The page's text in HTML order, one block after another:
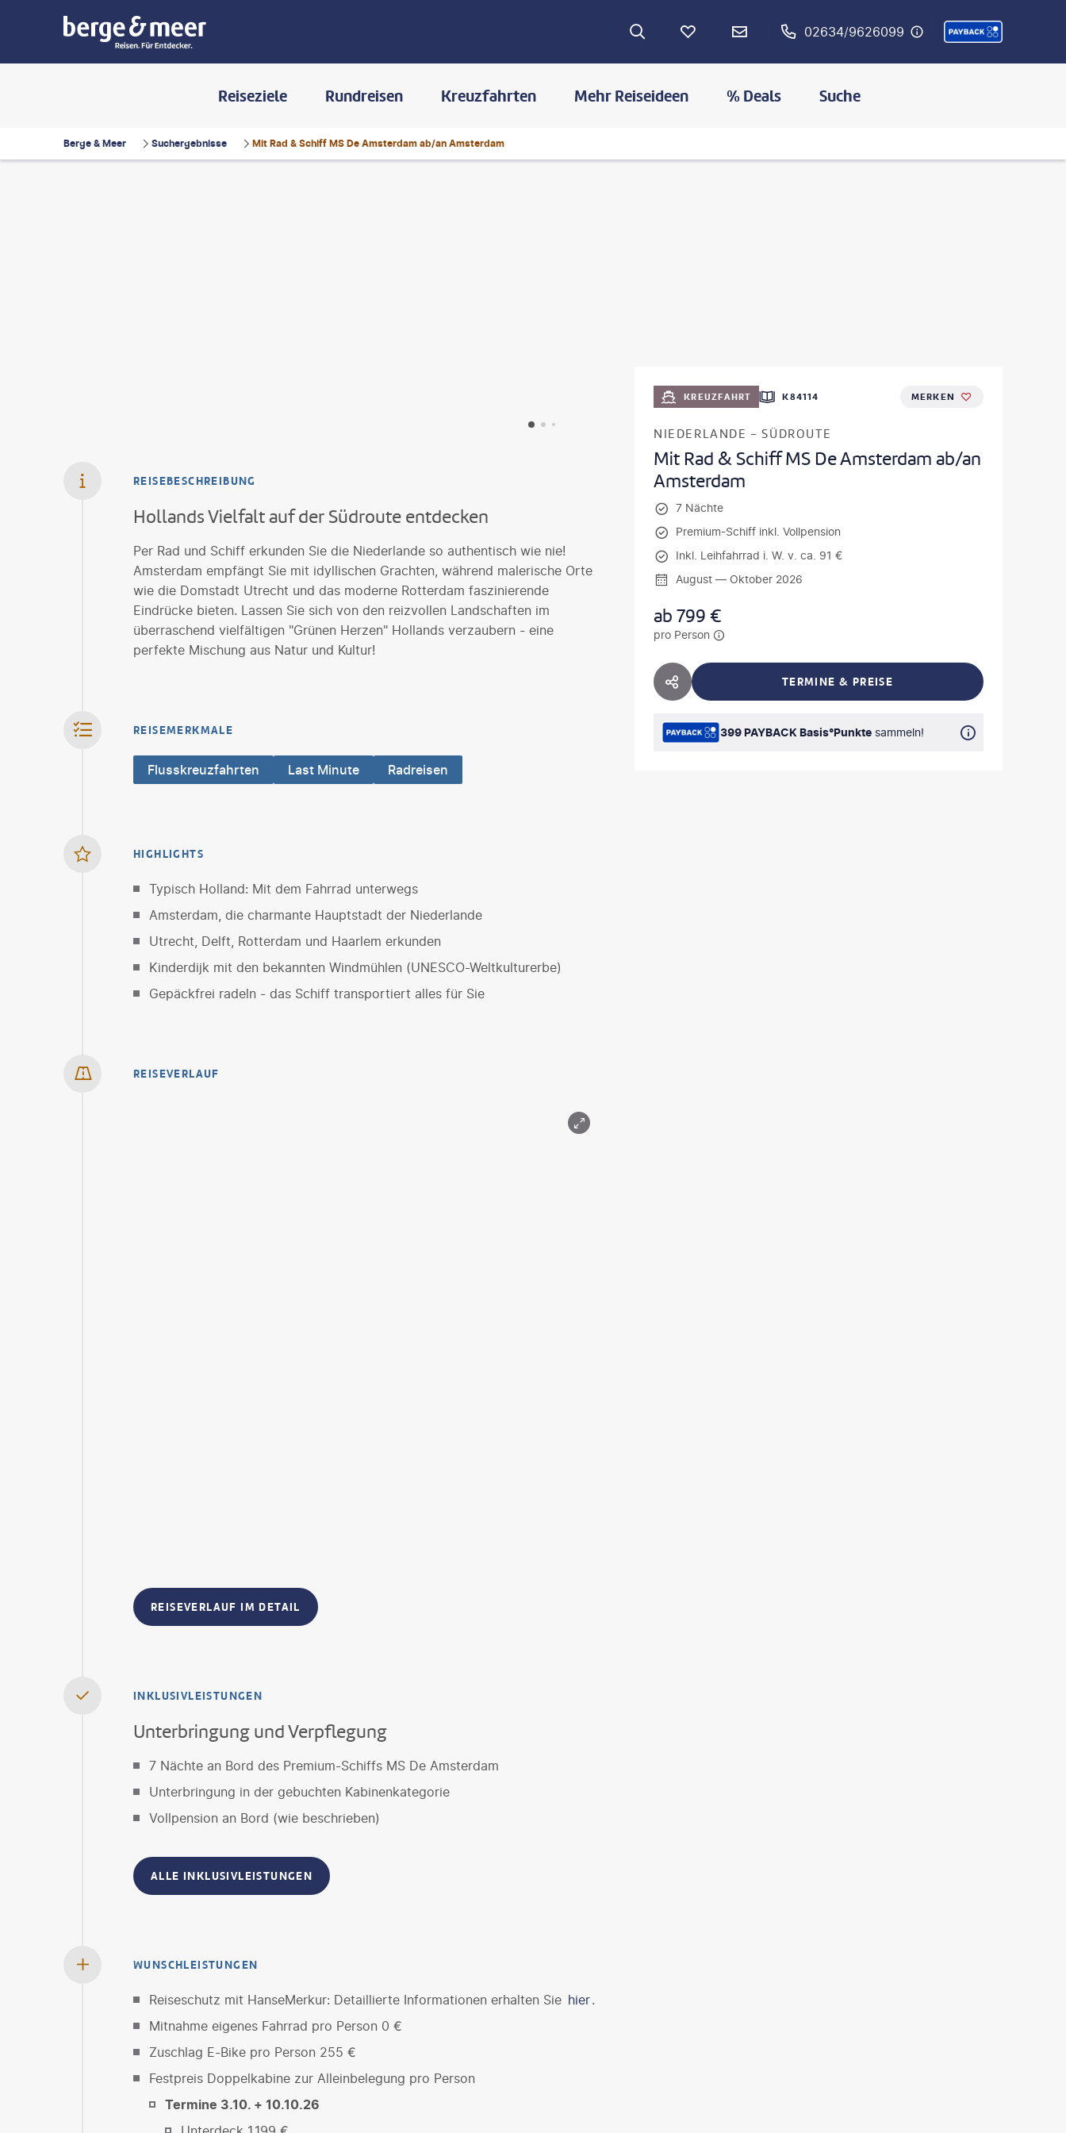
02634/9626099
Reiseziele Rundreisen Kreuzfahrten Mehr Reiseideen % Deals Suche
Berge & Meer Suchergebnisse Mit Rad & Schiff MS De Amsterdam ab/an Amsterdam
KREUZFAHRT K84114 MERKEN
NIEDERLANDE - SÜDROUTE
Mit Rad & Schiff MS De Amsterdam ab/an
Amsterdam
7 Nächte
Premium-Schiff inkl. Vollpension
Inkl. Leihfahrrad i. W. v. ca. 91 €
August — Oktober 2026
ab799 €
pro Person
HOTEL TEILEN TERMINE & PREISE
399 PAYBACK Basis°Punkte sammeln!
REISEBESCHREIBUNG
Hollands Vielfalt auf der Südroute entdecken
Per Rad und Schiff erkunden Sie die Niederlande so authentisch wie nie!
Amsterdam empfängt Sie mit idyllischen Grachten, während malerische Orte
wie die Domstadt Utrecht und das moderne Rotterdam faszinierende
Eindrücke bieten. Lassen Sie sich von den reizvollen Landschaften im
überraschend vielfältigen "Grünen Herzen" Hollands verzaubern - eine
perfekte Mischung aus Natur und Kultur!
REISEMERKMALE
Flusskreuzfahrten Last Minute Radreisen
HIGHLIGHTS
Typisch Holland: Mit dem Fahrrad unterwegs
Amsterdam, die charmante Hauptstadt der Niederlande
Utrecht, Delft, Rotterdam und Haarlem erkunden
Kinderdijk mit den bekannten Windmühlen (UNESCO-Weltkulturerbe)
Gepäckfrei radeln - das Schiff transportiert alles für Sie
REISEVERLAUF
REISEVERLAUF IM DETAIL
INKLUSIVLEISTUNGEN
Unterbringung und Verpflegung
7 Nächte an Bord des Premium-Schiffs MS De Amsterdam
Unterbringung in der gebuchten Kabinenkategorie
Vollpension an Bord (wie beschrieben)
ALLE INKLUSIVLEISTUNGEN
WUNSCHLEISTUNGEN
Reiseschutz mit HanseMerkur: Detaillierte Informationen erhalten Sie hier .
Mitnahme eigenes Fahrrad pro Person 0 €
Zuschlag E-Bike pro Person 255 €
Festpreis Doppelkabine zur Alleinbelegung pro Person
Termine 3.10. + 10.10.26